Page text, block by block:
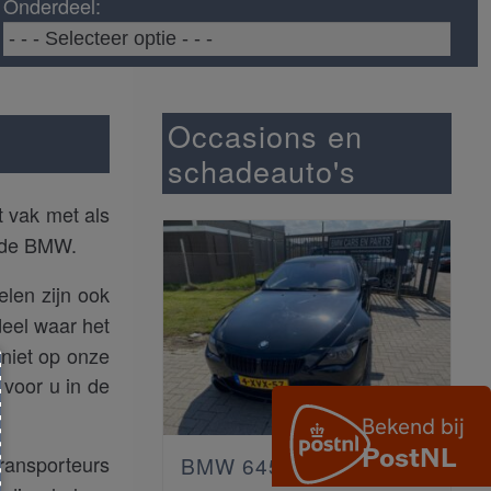
vak met als
BMW.
zijn ook
waar het
op onze
u in de
Occasions en
schadeauto's
630i E63 BMW 645 Ci S met werk